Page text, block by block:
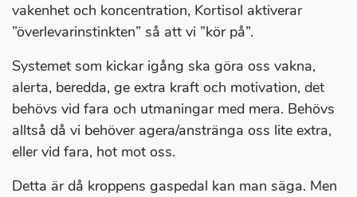
vakenhet och koncentration, Kortisol aktiverar
”överlevarinstinkten” så att vi ”kör på”.
Systemet som kickar igång ska göra oss vakna,
alerta, beredda, ge extra kraft och motivation, det
behövs vid fara och utmaningar med mera. Behövs
alltså då vi behöver agera/anstränga oss lite extra,
eller vid fara, hot mot oss.
Detta är då kroppens gaspedal kan man säga. Men